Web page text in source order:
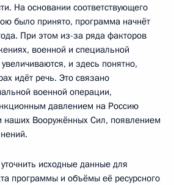
На основании соответствующего
было принято, программа начнёт
При этом из-за ряда факторов
военной и специальной
и здесь понятно,
идёт речь. Это связано
военной операции,
давлением на Россию
наших Вооружённых Сил, появлением
исходные данные для
программы и объёмы её ресурсного